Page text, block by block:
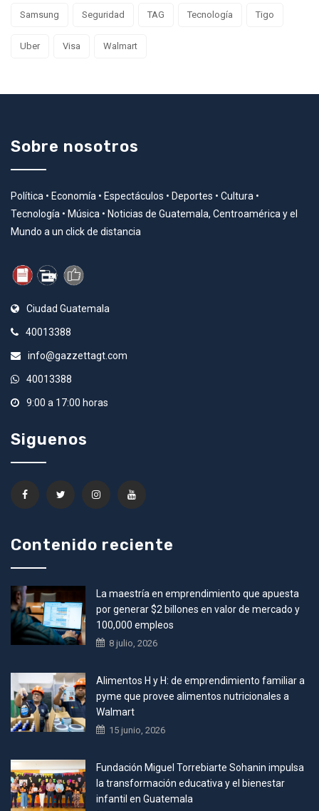
Samsung Seguridad TAG Tecnología Tigo
Uber Visa Walmart
Sobre nosotros
Política • Economía • Espectáculos • Deportes • Cultura •
Tecnología • Música • Noticias de Guatemala, Centroamérica y el
Mundo a un click de distancia
Ciudad Guatemala
40013388
info@gazzettagt.com
40013388
9:00 a 17:00 horas
Siguenos
Contenido reciente
La maestría en emprendimiento que apuesta
por generar $2 billones en valor de mercado y
100,000 empleos
8 julio, 2026
Alimentos H y H: de emprendimiento familiar a
pyme que provee alimentos nutricionales a
Walmart
15 junio, 2026
Fundación Miguel Torrebiarte Sohanin impulsa
la transformación educativa y el bienestar
infantil en Guatemala